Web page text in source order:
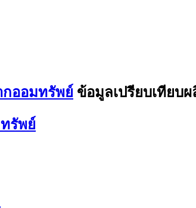
กออมทรัพย์ ข้อมูลเปรียบเทียบ
รัพย์